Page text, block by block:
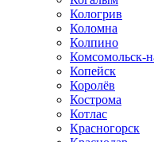
Кологрив
Коломна
Колпино
Комсомольск-
Копейск
Королёв
Кострома
Котлас
Красногорск